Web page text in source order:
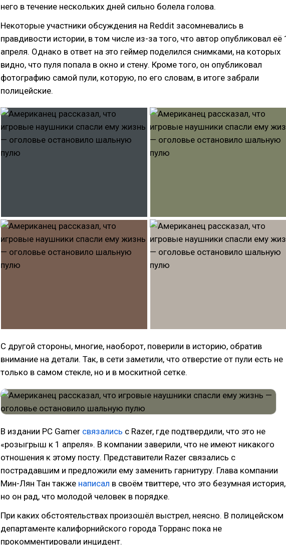
него в течение нескольких дней сильно болела голова.
Некоторые участники обсуждения на Reddit засомневались в
правдивости истории, в том числе из-за того, что автор опубликовал её
апреля. Однако в ответ на это геймер поделился снимками, на которых
видно, что пуля попала в окно и стену. Кроме того, он опубликовал
фотографию самой пули, которую, по его словам, в итоге забрали
полицейские.
С другой стороны, многие, наоборот, поверили в историю, обратив
внимание на детали. Так, в сети заметили, что отверстие от пули есть не
только в самом стекле, но и в москитной сетке.
В издании PC Gamer связались с Razer, где подтвердили, что это не
«розыгрыш к 1 апреля». В компании заверили, что не имеют никакого
отношения к этому посту. Представители Razer связались с
пострадавшим и предложили ему заменить гарнитуру. Глава компании
Мин-Лян Тан также написал в своём твиттере, что это безумная история,
но он рад, что молодой человек в порядке.
При каких обстоятельствах произошёл выстрел, неясно. В полицейском
департаменте калифорнийского города Торранс пока не
прокомментировали инцидент.